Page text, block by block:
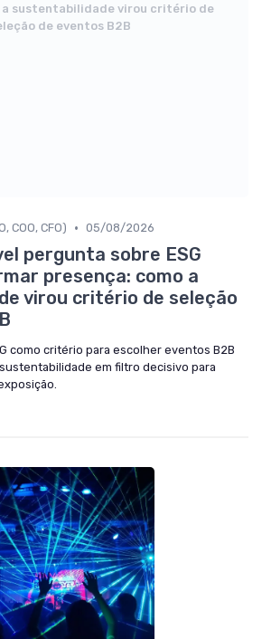
a sustentabilidade virou critério de
de eventos B2B
COO, CFO) • 05/08/2026
pergunta sobre ESG
presença: como a
virou critério de seleção
como critério para escolher eventos B2B
em filtro decisivo para